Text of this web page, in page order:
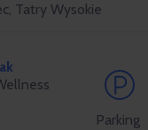
Tatry Wysokie
Parking